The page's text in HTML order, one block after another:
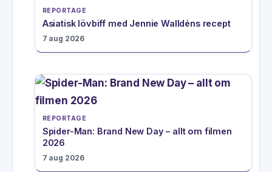
REPORTAGE
Asiatisk lövbiff med Jennie Walldéns recept
7 aug 2026
REPORTAGE
Spider-Man: Brand New Day – allt om filmen
2026
7 aug 2026